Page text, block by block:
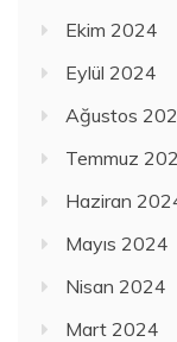
Ekim 2024
Eylül 2024
Ağustos
Temmuz
Haziran
Mayıs 2024
Nisan 2024
Mart 2024